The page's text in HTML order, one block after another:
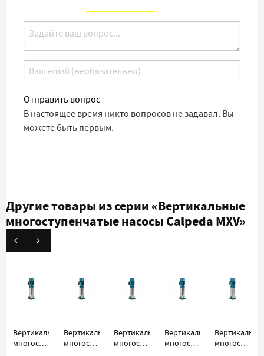
Отправить вопрос
В настоящее время никто вопросов не задавал. Вы
можете быть первым.
Другие товары из серии«Вертикальные
многоступенчатые насосы Calpeda MXV»
Вертикальный
многоступенчатый
Вертикальный
многоступенчатый
Вертикальный
многоступенчатый
Вертикальный
многоступенчатый